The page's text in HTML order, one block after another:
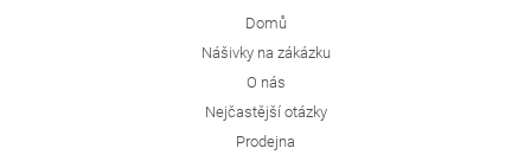
Domů
Nášivky na zákázku
O nás
Nejčastější otázky
Prodejna